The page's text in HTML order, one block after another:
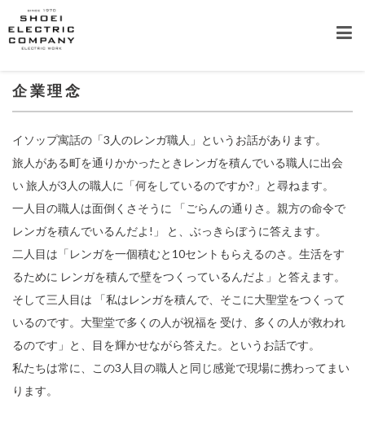
企業理念
イソップ寓話の「3人のレンガ職人」というお話があります。
旅人がある町を通りかかったときレンガを積んでいる職人に出会
い 旅人が3人の職人に「何をしているのですか?」と尋ねます。
一人目の職人は面倒くさそうに 「ごらんの通りさ。親方の命令で
レンガを積んでいるんだよ!」 と、ぶっきらぼうに答えます。
二人目は「レンガを一個積むと10セントもらえるのさ。生活をす
るために レンガを積んで壁をつくっているんだよ」と答えます。
そして三人目は 「私はレンガを積んで、そこに大聖堂をつくって
いるのです。大聖堂で多くの人が祝福を 受け、多くの人が救われ
るのです」と、目を輝かせながら答えた。というお話です。
私たちは常に、この3人目の職人と同じ感覚で現場に携わってまい
ります。